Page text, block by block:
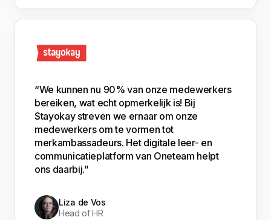
“We kunnen nu 90% van onze medewerkers
bereiken, wat echt opmerkelijk is! Bij
Stayokay streven we ernaar om onze
medewerkers om te vormen tot
merkambassadeurs. Het digitale leer- en
communicatieplatform van Oneteam helpt
ons daarbij.”
Liza de Vos
Head of HR